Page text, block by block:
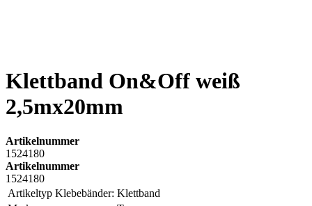
Klettband On&Off weiß
2,5mx20mm
Artikelnummer
1524180
Artikelnummer
1524180
Artikeltyp Klebebänder: Klettband